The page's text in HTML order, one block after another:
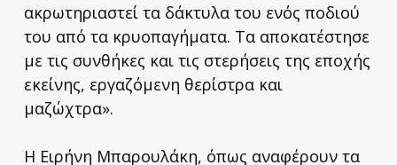
ακρωτηριαστεί τα δάκτυλα του ενός ποδιού
του από τα κρυοπαγήματα. Τα αποκατέστησε
με τις συνθήκες και τις στερήσεις της εποχής
εκείνης, εργαζόμενη θερίστρα και
μαζώχτρα».
Η Ειρήνη Μπαρουλάκη, όπως αναφέρουν τα